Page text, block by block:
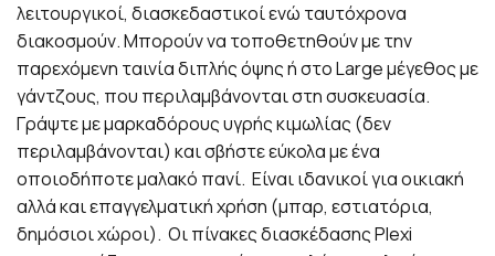
λειτουργικοί, διασκεδαστικοί ενώ ταυτόχρονα
διακοσμούν. Μπορούν να τοποθετηθούν με την
παρεχόμενη ταινία διπλής όψης ή στο Large μέγεθος με
γάντζους, που περιλαμβάνονται στη συσκευασία.
Γράψτε με μαρκαδόρους υγρής κιμωλίας (δεν
περιλαμβάνονται) και σβήστε εύκολα με ένα
οποιοδήποτε μαλακό πανί. Είναι ιδανικοί για οικιακή
αλλά και επαγγελματική χρήση (μπαρ, εστιατόρια,
δημόσιοι χώροι). Οι πίνακες διασκέδασης Plexi